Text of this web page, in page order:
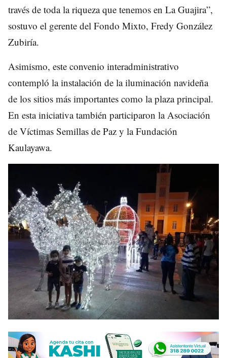
través de toda la riqueza que tenemos en La Guajira”,
sostuvo el gerente del Fondo Mixto, Fredy González
Zubiría.
Asimismo, este convenio interadministrativo
contempló la instalación de la iluminación navideña
de los sitios más importantes como la plaza principal.
En esta iniciativa también participaron la Asociación
de Víctimas Semillas de Paz y la Fundación
Kaulayawa.